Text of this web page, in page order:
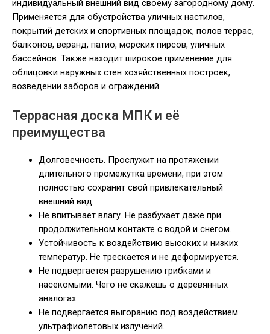
индивидуальный внешний вид своему загородному дому.
Применяется для обустройства уличных настилов,
покрытий детских и спортивных площадок, полов террас,
балконов, веранд, патио, морских пирсов, уличных
бассейнов. Также находит широкое применение для
облицовки наружных стен хозяйственных построек,
возведении заборов и ограждений.
Террасная доска МПК и её
преимущества
Долговечность. Прослужит на протяжении
длительного промежутка времени, при этом
полностью сохранит свой привлекательный
внешний вид.
Не впитывает влагу. Не разбухает даже при
продолжительном контакте с водой и снегом.
Устойчивость к воздействию высоких и низких
температур. Не трескается и не деформируется.
Не подвергается разрушению грибками и
насекомыми. Чего не скажешь о деревянных
аналогах.
Не подвергается выгоранию под воздействием
ультрафиолетовых излучений.